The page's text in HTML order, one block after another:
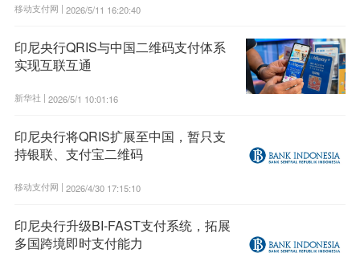
移动支付网 | 2026/5/11 16:20:40
印尼央行QRIS与中国二维码支付体系
实现互联互通
新华社 | 2026/5/1 10:01:16
印尼央行将QRIS扩展至中国，暂只支
持银联、支付宝二维码
移动支付网 | 2026/4/30 17:15:10
印尼央行升级BI-FAST支付系统，拓展
多国跨境即时支付能力